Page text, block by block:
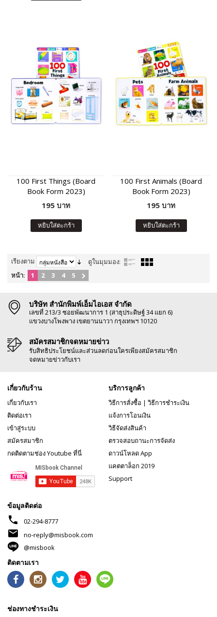
100 First Things (Board
Book Form 2023)
195 บาท
หยิบใส่ตะกร้า
100 First Animals (Board
Book Form 2023)
195 บาท
หยิบใส่ตะกร้า
เรียงตาม
ดูในมุมมอง:
หน้า:
1 2 3 4 5
บริษัท สำนักพิมพ์เอ็มไอเอส จำกัด
เลขที่ 213/3 ซอยพัฒนาการ 1 (สาธุประดิษฐ์ 34 แยก 6)
แขวงบางโพงพาง เขตยานนาวา กรุงเทพฯ 10120
สมัครสมาชิกจดหมายข่าว
รับสิทธิประโยชน์และส่วนลดก่อนใครเพียงสมัครสมาชิก
จดหมายข่าวกับเรา
เกี่ยวกับร้าน
เกี่ยวกับเรา
ติดต่อเรา
เข้าสู่ระบบ
สมัครสมาชิก
กดติดตามช่อง Youtube ที่นี่
บริการลูกค้า
วิธีการสั่งซื้อ | วิธีการชำระเงิน
แจ้งการโอนเงิน
วิธีจัดส่งสินค้า
ตรวจสอบถานะการจัดส่ง
ดาวน์โหลด App
แคตตาล็อก 2019
Support
ข้อมูลติดต่อ
phone 02-294-8777
mail
no-reply@misbook.com
@misbook
ติดตามเรา
ช่องทางชำระเงิน